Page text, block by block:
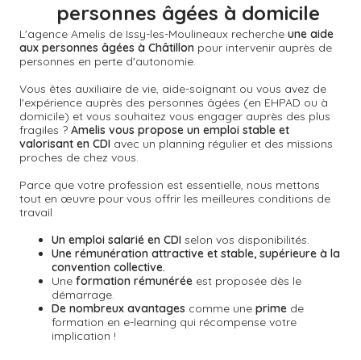
L'agence Amelis de Issy-les-Moulineaux recherche une aide
aux personnes âgées à Châtillon pour intervenir auprès de
personnes en perte d'autonomie.
Vous êtes auxiliaire de vie, aide-soignant ou vous avez de
l'expérience auprès des personnes âgées (en EHPAD ou à
domicile) et vous souhaitez vous engager auprès des plus
fragiles ? Amelis vous propose un emploi stable et
valorisant en CDI avec un planning régulier et des missions
proches de chez vous.
Parce que votre profession est essentielle, nous mettons
tout en œuvre pour vous offrir les meilleures conditions de
travail
Un emploi salarié en CDI selon vos disponibilités.
Une rémunération attractive et stable, supérieure à la
convention collective.
Une formation rémunérée est proposée dès le
démarrage.
De nombreux avantages comme une prime de
formation en e-learning qui récompense votre
implication !
personnes âgées à domicile